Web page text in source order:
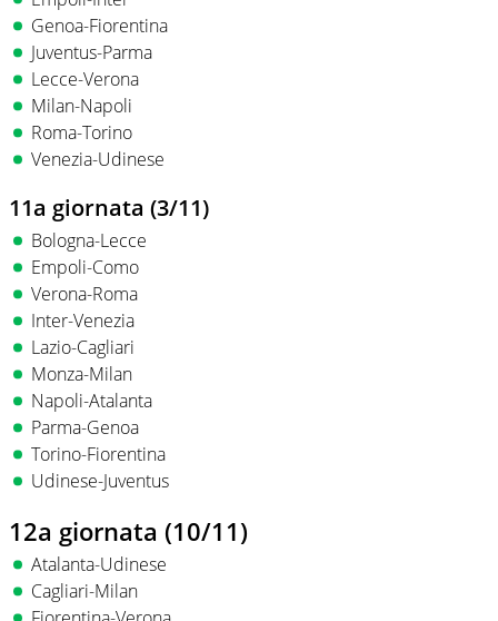
Genoa-Fiorentina
Juventus-Parma
Lecce-Verona
Milan-Napoli
Roma-Torino
Venezia-Udinese
11a giornata (3/11)
Bologna-Lecce
Empoli-Como
Verona-Roma
Inter-Venezia
Lazio-Cagliari
Monza-Milan
Napoli-Atalanta
Parma-Genoa
Torino-Fiorentina
Udinese-Juventus
12a giornata (10/11)
Atalanta-Udinese
Cagliari-Milan